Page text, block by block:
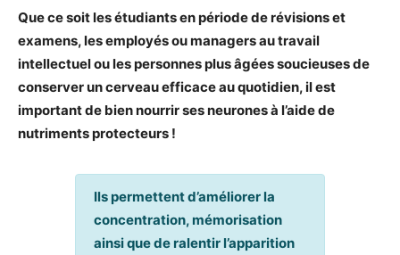
Que ce soit les étudiants en période de révisions et
examens, les employés ou managers au travail
intellectuel ou les personnes plus âgées soucieuses de
conserver un cerveau efficace au quotidien, il est
important de bien nourrir ses neurones à l’aide de
nutriments protecteurs !
Ils permettent d’améliorer la
concentration, mémorisation
ainsi que de ralentir l’apparition